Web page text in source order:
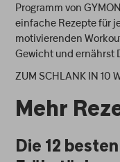
Programm von
einfache Rezepte für
motivierenden
Gewicht und ernährst
ZUM SCHLANK IN 10
Mehr
Die 12